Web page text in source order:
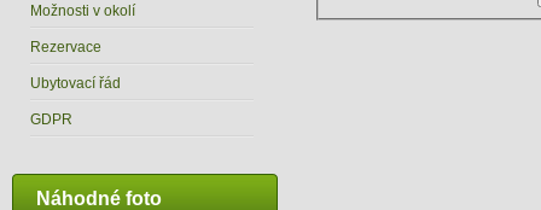
Možnosti v okolí
Rezervace
Ubytovací řád
GDPR
Náhodné foto